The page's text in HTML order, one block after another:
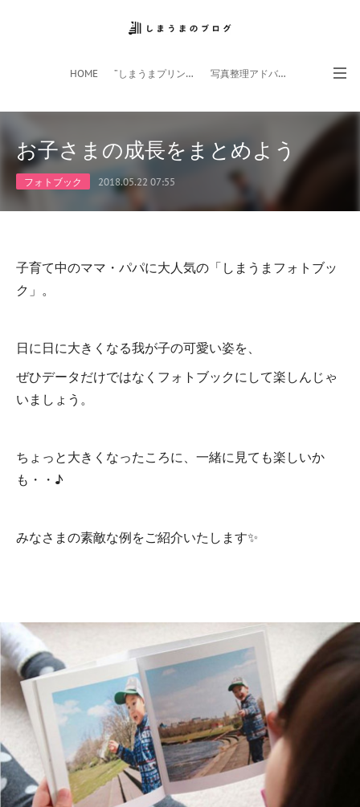
HOME ”しまうまプリント”サイト 写真整理アドバイザー
お子さまの成長をまとめよう
フォトブック 2018.05.22 07:55
子育て中のママ・パパに大人気の「しまうまフォトブッ
ク」。
日に日に大きくなる我が子の可愛い姿を、
ぜひデータだけではなくフォトブックにして楽しんじゃ
いましょう。
ちょっと大きくなったころに、一緒に見ても楽しいか
も・・♪
みなさまの素敵な例をご紹介いたします✨